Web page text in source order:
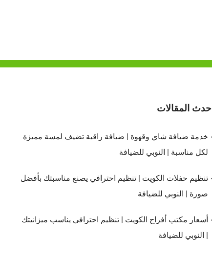
أحدث المقالات
خدمة ضيافة شاي وقهوة | ضيافة راقية تضيف لمسة مميزة
لكل مناسبة | النوبي للضيافة
تنظيم حفلات الكويت | تنظيم احترافي يصنع مناسبتك بأفضل
صورة | النوبي للضيافة
أسعار مكتب أفراح الكويت | تنظيم احترافي يناسب ميزانيتك
| النوبي للضيافة